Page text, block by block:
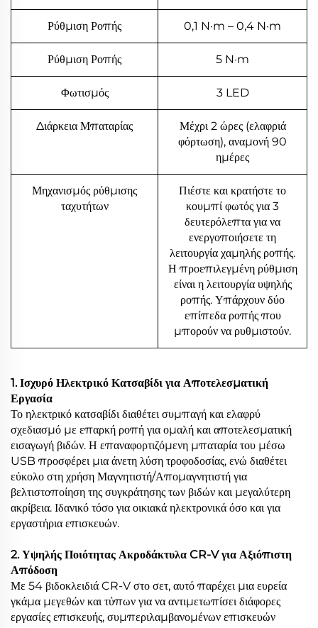
Ρύθμιση Ροπής 0,1 N·m – 0,4 N·m
Ρύθμιση Ροπής 5 N·m
Φωτισμός 3 LED
Διάρκεια Μπαταρίας
Μέχρι 2 ώρες (ελαφριά
φόρτωση), αναμονή 90
ημέρες
Μηχανισμός ρύθμισης
ταχυτήτων
Πιέστε και κρατήστε το
κουμπί φωτός για 3
δευτερόλεπτα για να
ενεργοποιήσετε τη
λειτουργία χαμηλής ροπής.
Η προεπιλεγμένη ρύθμιση
είναι η λειτουργία υψηλής
ροπής. Υπάρχουν δύο
επίπεδα ροπής που
μπορούν να ρυθμιστούν.
1. Ισχυρό Ηλεκτρικό Κατσαβίδι για Αποτελεσματική
Εργασία
Το ηλεκτρικό κατσαβίδι διαθέτει συμπαγή και ελαφρύ
σχεδιασμό με επαρκή ροπή για ομαλή και αποτελεσματική
εισαγωγή βιδών. Η επαναφορτιζόμενη μπαταρία του μέσω
USB προσφέρει μια άνετη λύση τροφοδοσίας, ενώ διαθέτει
εύκολο στη χρήση Μαγνητιστή/Απομαγνητιστή για
βελτιστοποίηση της συγκράτησης των βιδών και μεγαλύτερη
ακρίβεια. Ιδανικό τόσο για οικιακά ηλεκτρονικά όσο και για
εργαστήρια επισκευών.
2. Υψηλής Ποιότητας Ακροδάκτυλα CR-V για Αξιόπιστη
Απόδοση
Με 54 βιδοκλειδιά CR-V στο σετ, αυτό παρέχει μια ευρεία
γκάμα μεγεθών και τύπων για να αντιμετωπίσει διάφορες
εργασίες επισκευής, συμπεριλαμβανομένων επισκευών